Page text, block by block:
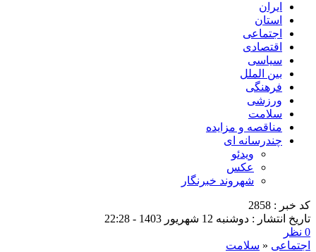
ایران
استان
اجتماعی
اقتصادی
سیاسی
بین الملل
فرهنگی
ورزشی
سلامت
مناقصه و مزایده
چندرسانه ای
ویدئو
عکس
شهروند خبرنگار
کد خبر : 2858
تاریخ انتشار : دوشنبه 12 شهریور 1403 - 22:28
0 نظر
اجتماعی « سلامت